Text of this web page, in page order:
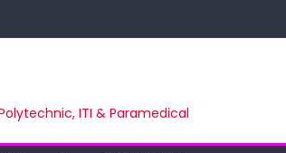
ITI & Paramedical